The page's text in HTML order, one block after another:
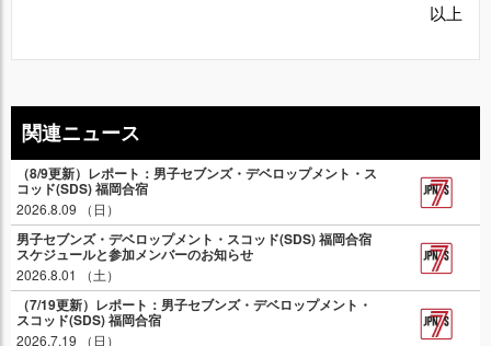
以上
関連ニュース
（8/9更新）レポート：男子セブンズ・デベロップメント・ス
コッド(SDS) 福岡合宿
2026.8.09 （日）
男子セブンズ・デベロップメント・スコッド(SDS) 福岡合宿
スケジュールと参加メンバーのお知らせ
2026.8.01 （土）
（7/19更新）レポート：男子セブンズ・デベロップメント・
スコッド(SDS) 福岡合宿
2026.7.19 （日）